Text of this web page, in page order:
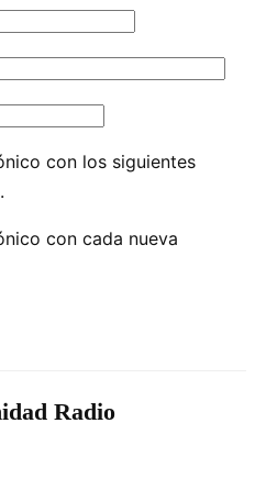
con los siguientes
con cada nueva
Radio